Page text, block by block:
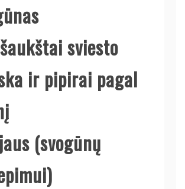
sviesto
ir pipirai pagal
(svogūnų